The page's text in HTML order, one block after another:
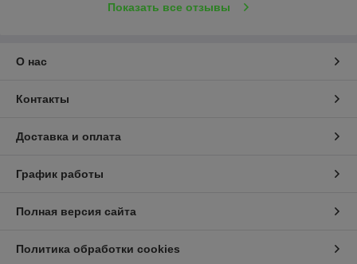
Показать все отзывы
О нас
Контакты
Доставка и оплата
График работы
Полная версия сайта
Политика обработки cookies